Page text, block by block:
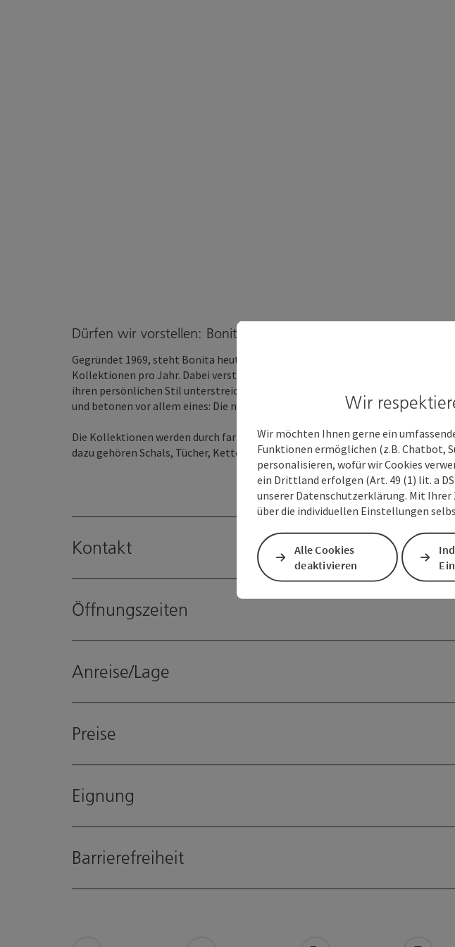
Dürfen wir vorstellen: Bonita
Gegründet 1969, steht Bonita heute für aktuelle Mode und selbstbewusste,
Kollektionen pro Jahr. Dabei versteht sich die Marke als inspirierende,
ihren persönlichen Stil unterstreichen möchten. Die Looks sind authentisch,
und betonen vor allem eines: Die natürliche Schönheit der Trägerin.
Die Kollektionen werden durch farblich und stilistische passende Bonita
dazu gehören Schals, Tücher, Ketten, Gürtel, Uhren und Taschen.
Kontakt
Öffnungszeiten
Anreise/Lage
Preise
Eignung
Barrierefreiheit
Wir
Wir möchten Ihnen gerne ein
Funktionen ermöglichen (z.B. Chatbot,
personalisieren, wofür wir Cookies
ein Drittland erfolgen (Art. 49 (1) lit. a
unserer Datenschutzerklärung. Mit Ihrer
über die individuellen Einstellungen
Alle Cookies
deaktivieren